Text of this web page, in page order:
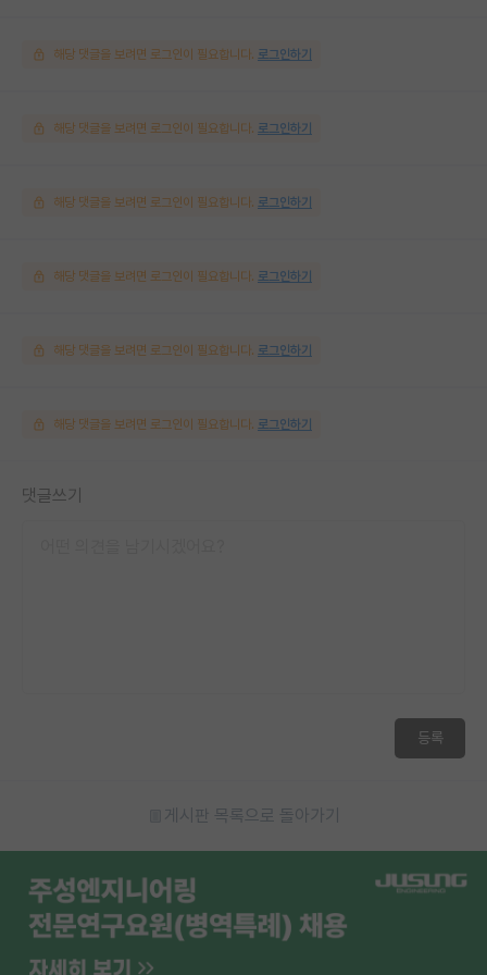
해당 댓글을 보려면 로그인이 필요합니다. 로그인하기
해당 댓글을 보려면 로그인이 필요합니다. 로그인하기
해당 댓글을 보려면 로그인이 필요합니다. 로그인하기
해당 댓글을 보려면 로그인이 필요합니다. 로그인하기
해당 댓글을 보려면 로그인이 필요합니다. 로그인하기
해당 댓글을 보려면 로그인이 필요합니다. 로그인하기
댓글쓰기
등록
게시판 목록으로 돌아가기